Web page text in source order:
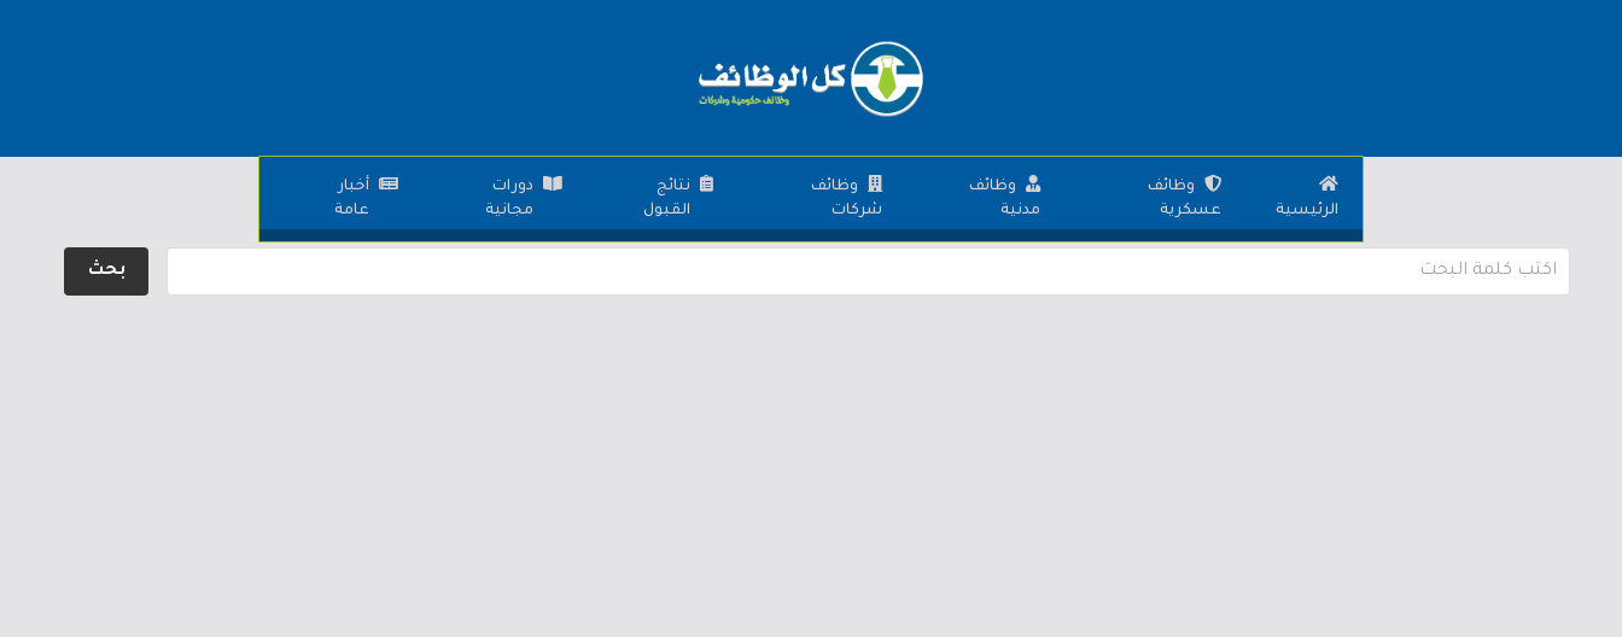
الرئيسية
وظائف
عسكرية
وظائف
مدنية
وظائف
شركات
نتائج
القبول
دورات
مجانية
أخبار
عامة
بحث